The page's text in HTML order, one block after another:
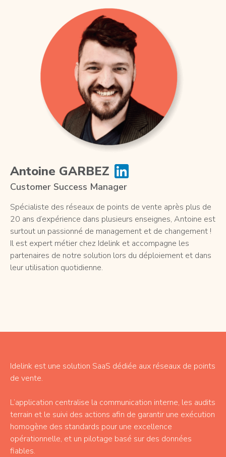
Antoine GARBEZ
Customer Success Manager
Spécialiste des réseaux de points de vente après plus de
20 ans d’expérience dans plusieurs enseignes, Antoine est
surtout un passionné de management et de changement !
Il est expert métier chez Idelink et accompagne les
partenaires de notre solution lors du déploiement et dans
leur utilisation quotidienne.
Idelink est une solution SaaS dédiée aux réseaux de points
de vente.
L’application centralise la communication interne, les audits
terrain et le suivi des actions afin de garantir une exécution
homogène des standards pour une excellence
opérationnelle, et un pilotage basé sur des données
fiables.